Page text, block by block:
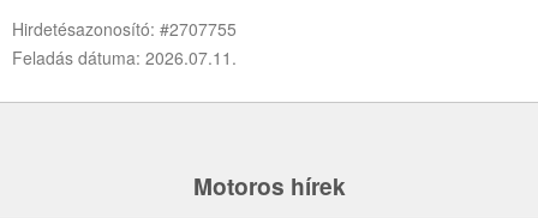
Hirdetésazonosító: #2707755
Feladás dátuma: 2026.07.11.
Motoros hírek